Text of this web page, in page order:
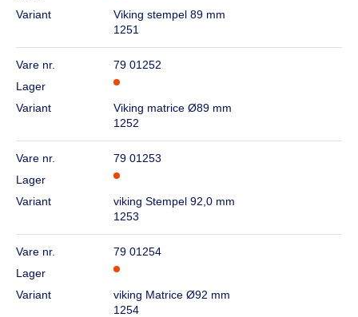
Variant
Viking stempel 89 mm
1251
Vare nr.
79 01252
Lager
Variant
Viking matrice Ø89 mm
1252
Vare nr.
79 01253
Lager
Variant
viking Stempel 92,0 mm
1253
Vare nr.
79 01254
Lager
Variant
viking Matrice Ø92 mm
1254